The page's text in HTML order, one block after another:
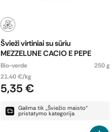
Švieži virtiniai su sūriu
MEZZELUNE CACIO E PEPE
Bio-verde
250 g
21.40 €/kg
5,35 €
Galima tik „Šviežio maisto“
pristatymo kategorija